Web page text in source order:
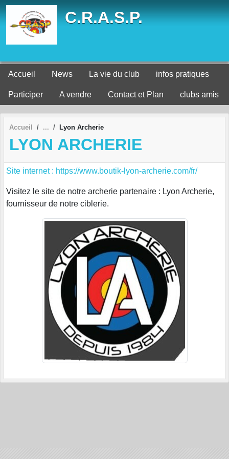
C.R.A.S.P.
Accueil News La vie du club infos pratiques
Participer A vendre Contact et Plan clubs amis
Accueil Lyon Archerie
LYON ARCHERIE
Site internet : https://www.boutik-lyon-archerie.com/fr/
Visitez le site de notre archerie partenaire : Lyon Archerie,
fournisseur de notre ciblerie.
Panneau de gestion des cookies